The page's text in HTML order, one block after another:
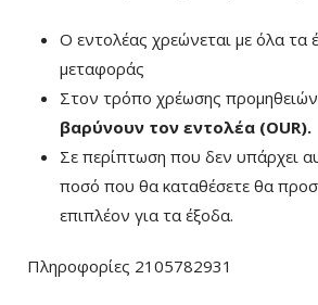
Ο εντολέας χρεώνεται με όλα τα
μεταφοράς
Στον τρόπο χρέωσης προμηθειών
βαρύνουν τον εντολέα (ΟUR).
Σε περίπτωση που δεν υπάρχει
ποσό που θα καταθέσετε θα
επιπλέον για τα έξοδα.
Πληροφορίες 2105782931